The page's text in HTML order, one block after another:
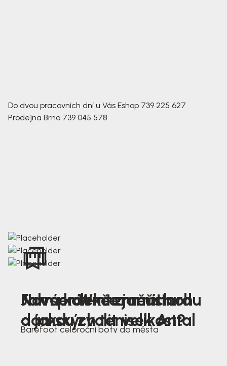
Do dvou pracovních dní u Vás Eshop 739 225 627
Prodejna Brno 739 045 578
Nová kolekce jarních
dámských tenisek Antal
Jak správně změřit nohu
a jakou zvolit velikost?
Farmer Winter mustard
Barefoot celoroční boty do města